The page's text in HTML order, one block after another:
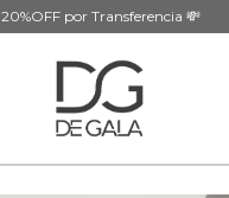
20%OFF por Transferencia 💸